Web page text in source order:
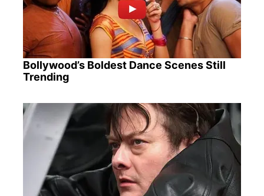
Bollywood’s Boldest Dance Scenes Still
Trending